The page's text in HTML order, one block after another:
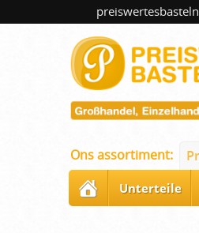
Ons assortiment:
Unterteile